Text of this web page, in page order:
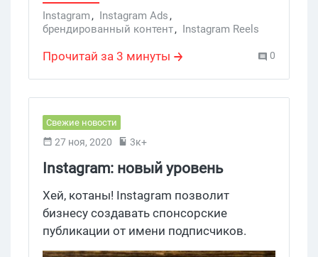
Instagram, Instagram Ads,
брендированный контент, Instagram Reels
Прочитай за 3 минуты 0
Свежие новости
27 ноя, 2020 3к+
Instagram: новый уровень
брендированного контента
Хей, котаны! Instagram позволит
бизнесу создавать спонсорские
публикации от имени подписчиков.
Продвинутый уровень брендированного